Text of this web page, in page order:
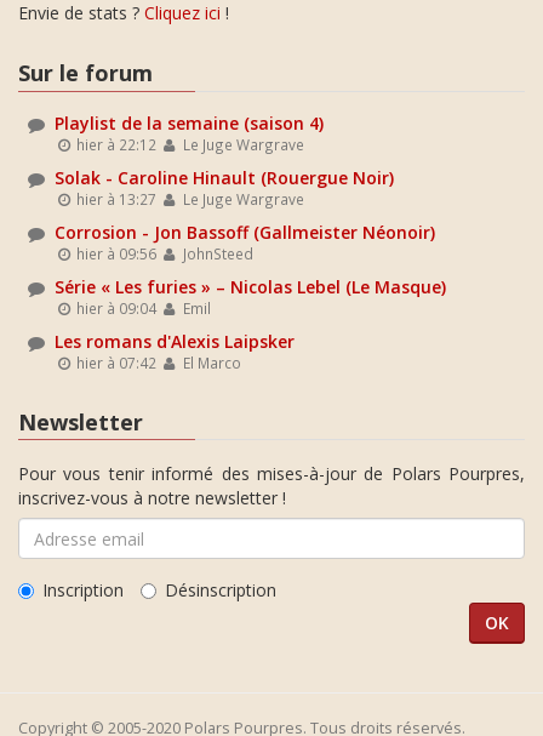
Envie de stats ? Cliquez ici !
Sur le forum
Playlist de la semaine (saison 4)
hier à 22:12 Le Juge Wargrave
Solak - Caroline Hinault (Rouergue Noir)
hier à 13:27 Le Juge Wargrave
Corrosion - Jon Bassoff (Gallmeister Néonoir)
hier à 09:56 JohnSteed
Série « Les furies » – Nicolas Lebel (Le Masque)
hier à 09:04 Emil
Les romans d'Alexis Laipsker
hier à 07:42 El Marco
Newsletter
Pour vous tenir informé des mises-à-jour de Polars Pourpres,
inscrivez-vous à notre newsletter !
Inscription Désinscription
Copyright © 2005-2020 Polars Pourpres. Tous droits réservés.